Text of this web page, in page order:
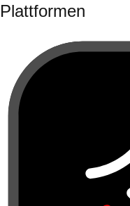
Plattformen